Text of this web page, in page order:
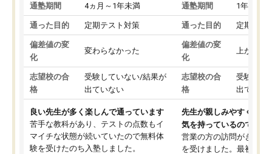
通塾期間 4ヵ月～1年未満
通った目的 定期テスト対策
偏差値の変
化
変わらなかった
志望校の合
格
受験していない/結果が
出ていない
良い先生が多く楽しんで通っています
苦手な教科があり、テストの点数もイ
マイチな状態が続いていたので無料体
験を受けたのち入塾しました。
通塾期間 1年以上
通った目的 定期テス
偏差値の変
化
上がった
志望校の合
格
受験して
出ていな
先生が親しみやすく勉強
気を持っているので安心
営業の方の訪問がきっか
を受けました。最初は続